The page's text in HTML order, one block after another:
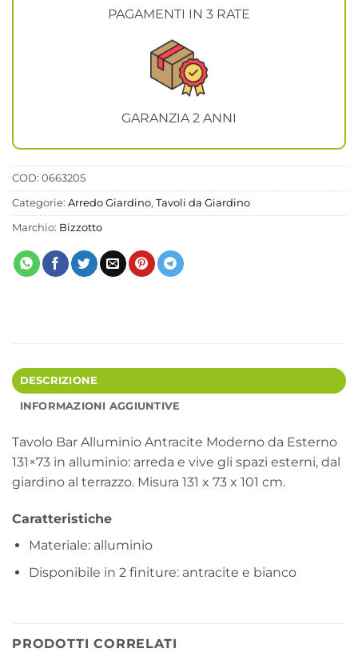
PAGAMENTI IN 3 RATE
GARANZIA 2 ANNI
COD: 0663205
Categorie: Arredo Giardino, Tavoli da Giardino
Marchio: Bizzotto
DESCRIZIONE
INFORMAZIONI AGGIUNTIVE
Tavolo Bar Alluminio Antracite Moderno da Esterno
131×73 in alluminio: arreda e vive gli spazi esterni, dal
giardino al terrazzo. Misura 131 x 73 x 101 cm.
Caratteristiche
Materiale: alluminio
Disponibile in 2 finiture: antracite e bianco
PRODOTTI CORRELATI